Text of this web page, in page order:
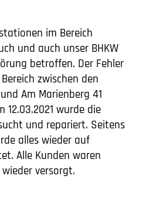
im Bereich
und auch unser BHKW
betroffen. Der Fehler
zwischen den
Am Marienberg 41
12.03.2021 wurde die
und repariert. Seitens
alles wieder auf
Alle Kunden waren
versorgt.